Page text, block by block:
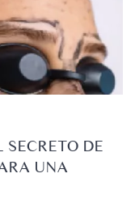
DE
UNA